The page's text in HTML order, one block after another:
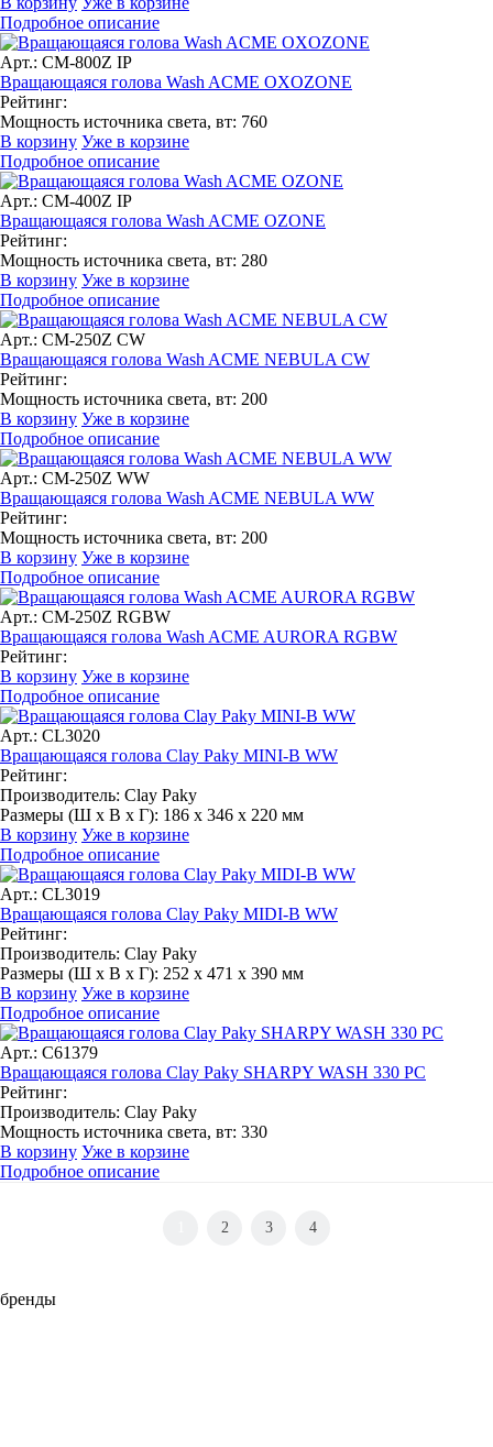
Подробное описание
Арт.: CM-800Z IP
Вращающаяся голова Wash ACME OXOZONE
Рейтинг:
Мощность источника света, вт: 760
В корзину Уже в корзине
Подробное описание
Арт.: CM-400Z IP
Вращающаяся голова Wash ACME OZONE
Рейтинг:
Мощность источника света, вт: 280
В корзину Уже в корзине
Подробное описание
Арт.: CM-250Z CW
Вращающаяся голова Wash ACME NEBULA CW
Рейтинг:
Мощность источника света, вт: 200
В корзину Уже в корзине
Подробное описание
Арт.: CM-250Z WW
Вращающаяся голова Wash ACME NEBULA WW
Рейтинг:
Мощность источника света, вт: 200
В корзину Уже в корзине
Подробное описание
Арт.: CM-250Z RGBW
Вращающаяся голова Wash ACME AURORA RGBW
Рейтинг:
В корзину Уже в корзине
Подробное описание
Арт.: CL3020
Вращающаяся голова Clay Paky MINI-B WW
Рейтинг:
Производитель: Clay Paky
Размеры (Ш x В x Г): 186 х 346 х 220 мм
В корзину Уже в корзине
Подробное описание
Арт.: CL3019
Вращающаяся голова Clay Paky MIDI-B WW
Рейтинг:
Производитель: Clay Paky
Размеры (Ш x В x Г): 252 x 471 х 390 мм
В корзину Уже в корзине
Подробное описание
Арт.: C61379
Вращающаяся голова Clay Paky SHARPY WASH 330 PC
Рейтинг:
Производитель: Clay Paky
Мощность источника света, вт: 330
В корзину Уже в корзине
Подробное описание
2 3 4
бренды